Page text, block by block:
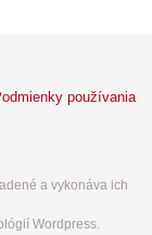
používania
a vykonáva ich
Wordpress.